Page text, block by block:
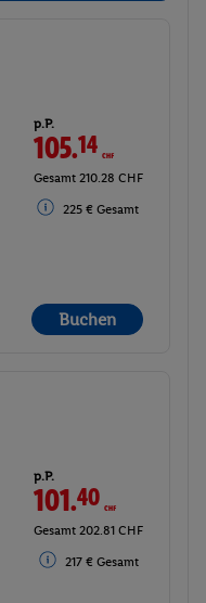
p.P.
105.14CHF
Gesamt 210.28 CHF
225 € Gesamt
Buchen
p.P.
101.40CHF
Gesamt 202.81 CHF
217 € Gesamt